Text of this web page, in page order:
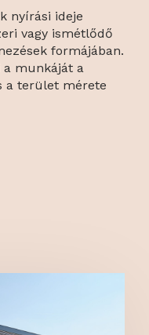
nyírási ideje
vagy ismétlődő
formájában.
a munkáját a
a terület mérete